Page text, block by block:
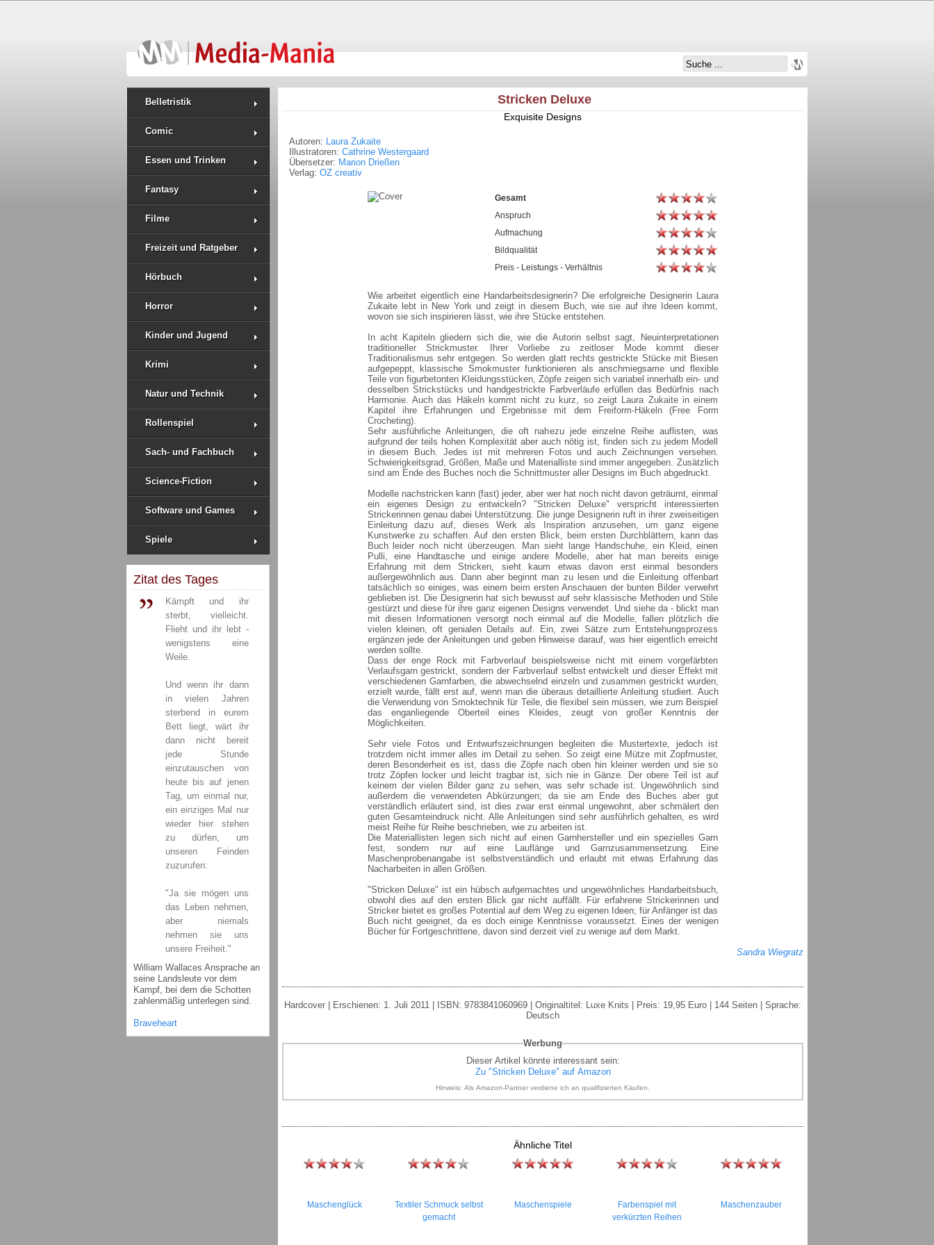
Belletristik
Comic
Essen und Trinken
Fantasy
Filme
Freizeit und Ratgeber
Hörbuch
Horror
Kinder und Jugend
Krimi
Natur und Technik
Rollenspiel
Sach- und Fachbuch
Science-Fiction
Software und Games
Spiele
Zitat des Tages
Kämpft und ihr
sterbt, vielleicht.
Flieht und ihr lebt -
wenigstens eine
Weile.
Und wenn ihr dann
in vielen Jahren
sterbend in eurem
Bett liegt, wärt ihr
dann nicht bereit
jede Stunde
einzutauschen von
heute bis auf jenen
Tag, um einmal nur,
ein einziges Mal nur
wieder hier stehen
zu dürfen, um
unseren Feinden
zuzurufen:
"Ja sie mögen uns
das Leben nehmen,
aber niemals
nehmen sie uns
unsere Freiheit."
William Wallaces Ansprache an
seine Landsleute vor dem
Kampf, bei dem die Schotten
zahlenmäßig unterlegen sind.
Braveheart
Stricken Deluxe
Exquisite Designs
Autoren: Laura Zukaite
Illustratoren: Cathrine Westergaard
Übersetzer: Marion Drießen
Verlag: OZ creativ
Gesamt
Anspruch
Aufmachung
Bildqualität
Preis - Leistungs - Verhältnis
Wie arbeitet eigentlich eine Handarbeitsdesignerin? Die erfolgreiche Designerin Laura
Zukaite lebt in New York und zeigt in diesem Buch, wie sie auf ihre Ideen kommt,
wovon sie sich inspirieren lässt, wie ihre Stücke entstehen.
In acht Kapiteln gliedern sich die, wie die Autorin selbst sagt, Neuinterpretationen
traditioneller Strickmuster. Ihrer Vorliebe zu zeitloser Mode kommt dieser
Traditionalismus sehr entgegen. So werden glatt rechts gestrickte Stücke mit Biesen
aufgepeppt, klassische Smokmuster funktionieren als anschmiegsame und flexible
Teile von figurbetonten Kleidungsstücken, Zöpfe zeigen sich variabel innerhalb ein- und
desselben Strickstücks und handgestrickte Farbverläufe erfüllen das Bedürfnis nach
Harmonie. Auch das Häkeln kommt nicht zu kurz, so zeigt Laura Zukaite in einem
Kapitel ihre Erfahrungen und Ergebnisse mit dem Freiform-Häkeln (Free Form
Crocheting).
Sehr ausführliche Anleitungen, die oft nahezu jede einzelne Reihe auflisten, was
aufgrund der teils hohen Komplexität aber auch nötig ist, finden sich zu jedem Modell
in diesem Buch. Jedes ist mit mehreren Fotos und auch Zeichnungen versehen.
Schwierigkeitsgrad, Größen, Maße und Materialliste sind immer angegeben. Zusätzlich
sind am Ende des Buches noch die Schnittmuster aller Designs im Buch abgedruckt.
Modelle nachstricken kann (fast) jeder, aber wer hat noch nicht davon geträumt, einmal
ein eigenes Design zu entwickeln? "Stricken Deluxe" verspricht interessierten
Strickerinnen genau dabei Unterstützung. Die junge Designerin ruft in ihrer zweiseitigen
Einleitung dazu auf, dieses Werk als Inspiration anzusehen, um ganz eigene
Kunstwerke zu schaffen. Auf den ersten Blick, beim ersten Durchblättern, kann das
Buch leider noch nicht überzeugen. Man sieht lange Handschuhe, ein Kleid, einen
Pulli, eine Handtasche und einige andere Modelle, aber hat man bereits einige
Erfahrung mit dem Stricken, sieht kaum etwas davon erst einmal besonders
außergewöhnlich aus. Dann aber beginnt man zu lesen und die Einleitung offenbart
tatsächlich so einiges, was einem beim ersten Anschauen der bunten Bilder verwehrt
geblieben ist. Die Designerin hat sich bewusst auf sehr klassische Methoden und Stile
gestürzt und diese für ihre ganz eigenen Designs verwendet. Und siehe da - blickt man
mit diesen Informationen versorgt noch einmal auf die Modelle, fallen plötzlich die
vielen kleinen, oft genialen Details auf. Ein, zwei Sätze zum Entstehungsprozess
ergänzen jede der Anleitungen und geben Hinweise darauf, was hier eigentlich erreicht
werden sollte.
Dass der enge Rock mit Farbverlauf beispielsweise nicht mit einem vorgefärbten
Verlaufsgarn gestrickt, sondern der Farbverlauf selbst entwickelt und dieser Effekt mit
verschiedenen Garnfarben, die abwechselnd einzeln und zusammen gestrickt wurden,
erzielt wurde, fällt erst auf, wenn man die überaus detaillierte Anleitung studiert. Auch
die Verwendung von Smoktechnik für Teile, die flexibel sein müssen, wie zum Beispiel
das enganliegende Oberteil eines Kleides, zeugt von großer Kenntnis der
Möglichkeiten.
Sehr viele Fotos und Entwurfszeichnungen begleiten die Mustertexte, jedoch ist
trotzdem nicht immer alles im Detail zu sehen. So zeigt eine Mütze mit Zopfmuster,
deren Besonderheit es ist, dass die Zöpfe nach oben hin kleiner werden und sie so
trotz Zöpfen locker und leicht tragbar ist, sich nie in Gänze. Der obere Teil ist auf
keinem der vielen Bilder ganz zu sehen, was sehr schade ist. Ungewöhnlich sind
außerdem die verwendeten Abkürzungen; da sie am Ende des Buches aber gut
verständlich erläutert sind, ist dies zwar erst einmal ungewohnt, aber schmälert den
guten Gesamteindruck nicht. Alle Anleitungen sind sehr ausführlich gehalten, es wird
meist Reihe für Reihe beschrieben, wie zu arbeiten ist.
Die Materiallisten legen sich nicht auf einen Garnhersteller und ein spezielles Garn
fest, sondern nur auf eine Lauflänge und Garnzusammensetzung. Eine
Maschenprobenangabe ist selbstverständlich und erlaubt mit etwas Erfahrung das
Nacharbeiten in allen Größen.
"Stricken Deluxe" ist ein hübsch aufgemachtes und ungewöhnliches Handarbeitsbuch,
obwohl dies auf den ersten Blick gar nicht auffällt. Für erfahrene Strickerinnen und
Stricker bietet es großes Potential auf dem Weg zu eigenen Ideen; für Anfänger ist das
Buch nicht geeignet, da es doch einige Kenntnisse voraussetzt. Eines der wenigen
Bücher für Fortgeschrittene, davon sind derzeit viel zu wenige auf dem Markt.
Sandra Wiegratz
Hardcover | Erschienen: 1. Juli 2011 | ISBN: 9783841060969 | Originaltitel: Luxe Knits | Preis: 19,95 Euro | 144 Seiten | Sprache:
Deutsch
Werbung
Dieser Artikel könnte interessant sein:
Zu "Stricken Deluxe" auf Amazon
Hinweis: Als Amazon-Partner verdiene ich an qualifizierten Käufen.
Ähnliche Titel
Maschenglück
Textiler Schmuck selbst
gemacht
Maschenspiele
Farbenspiel mit
verkürzten Reihen
Maschenzauber